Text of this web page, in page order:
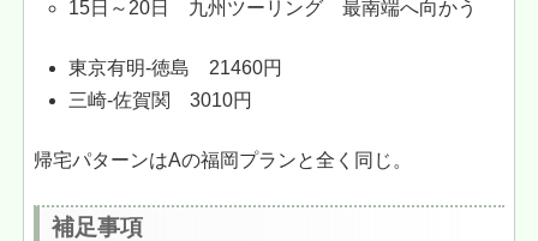
15日～20日 九州ツーリング 最南端へ向かう
東京有明-徳島 21460円
三崎-佐賀関 3010円
帰宅パターンはAの福岡プランと全く同じ。
補足事項